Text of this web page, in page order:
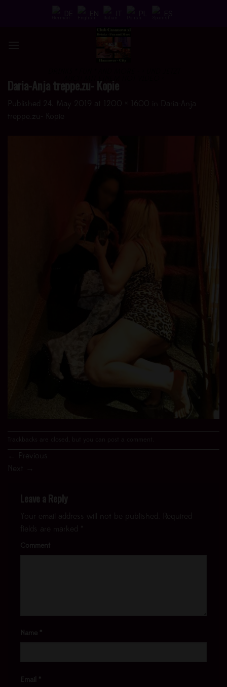
Daria-Anja treppe.zu- Kopie
Published 24. May 2019 at 1200 × 1600
Daria-Anja
treppe.zu- Kopie
Trackbacks are closed, but you can post a comment
←
Previous
→
Leave a Reply
Your email address will not be published.
Required
fields are marked
*
Comment
Name *
Email *